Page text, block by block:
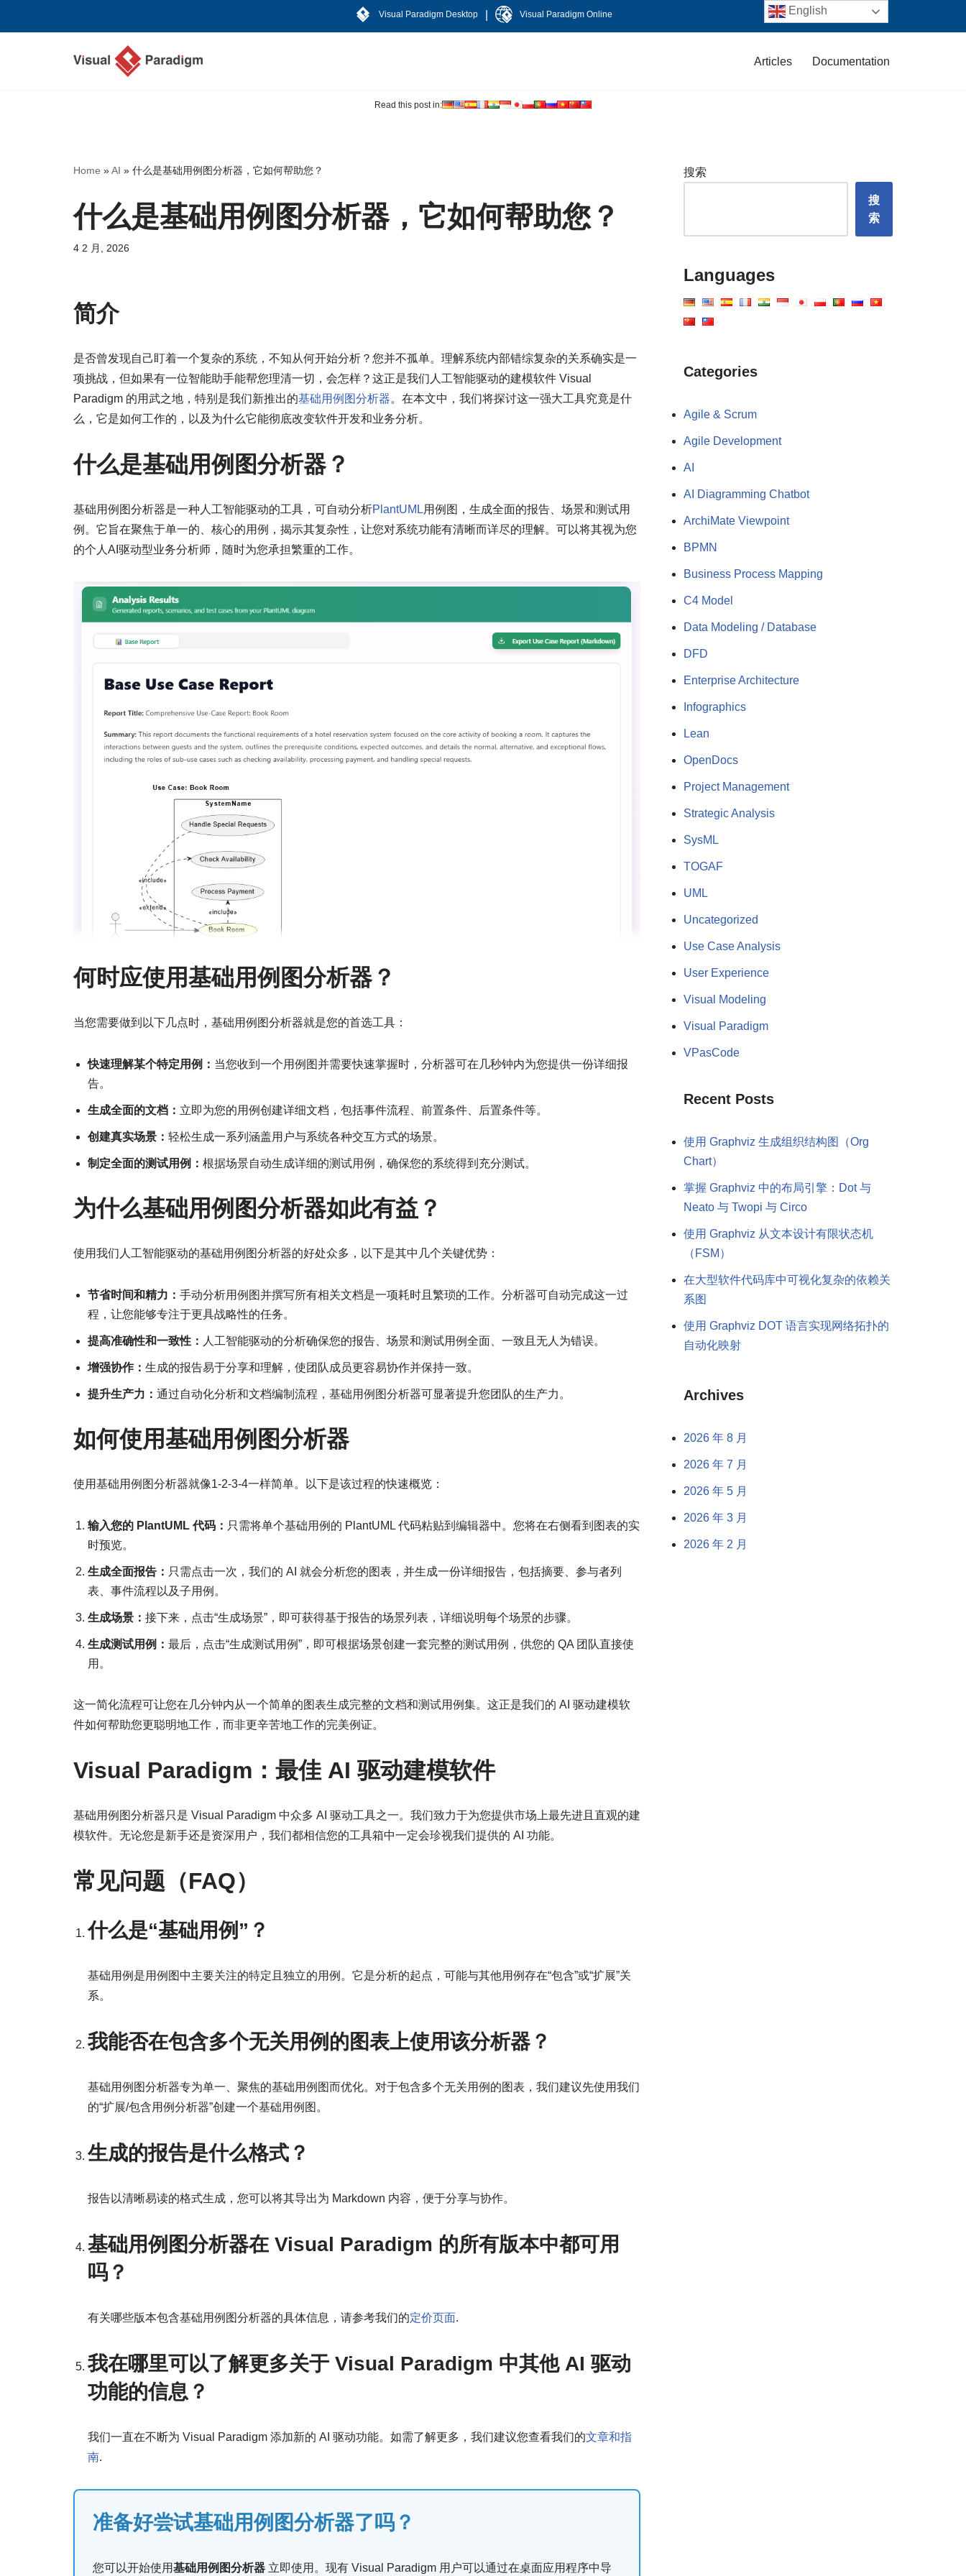
Visual Paradigm Desktop Visual Paradigm Online
Articles Documentation
Read this post in:
Home »AI » 什么是基础用例图分析器，它如何帮助您？
什么是基础用例图分析器，它如何帮助您？
4 2 月, 2026
简介
是否曾发现自己盯着一个复杂的系统，不知从何开始分析？您并不孤单。理解系统内部错综复杂的关系确实是一
项挑战，但如果有一位智能助手能帮您理清一切，会怎样？这正是我们人工智能驱动的建模软件 Visual
Paradigm 的用武之地，特别是我们新推出的基础用例图分析器。在本文中，我们将探讨这一强大工具究竟是什
么，它是如何工作的，以及为什么它能彻底改变软件开发和业务分析。
什么是基础用例图分析器？
基础用例图分析器是一种人工智能驱动的工具，可自动分析PlantUML用例图，生成全面的报告、场景和测试用
例。它旨在聚焦于单一的、核心的用例，揭示其复杂性，让您对系统功能有清晰而详尽的理解。可以将其视为您
的个人AI驱动型业务分析师，随时为您承担繁重的工作。
何时应使用基础用例图分析器？
当您需要做到以下几点时，基础用例图分析器就是您的首选工具：
快速理解某个特定用例： 当您收到一个用例图并需要快速掌握时，分析器可在几秒钟内为您提供一份详细报
告。
生成全面的文档： 立即为您的用例创建详细文档，包括事件流程、前置条件、后置条件等。
创建真实场景： 轻松生成一系列涵盖用户与系统各种交互方式的场景。
制定全面的测试用例： 根据场景自动生成详细的测试用例，确保您的系统得到充分测试。
为什么基础用例图分析器如此有益？
使用我们人工智能驱动的基础用例图分析器的好处众多，以下是其中几个关键优势：
节省时间和精力： 手动分析用例图并撰写所有相关文档是一项耗时且繁琐的工作。分析器可自动完成这一过
程，让您能够专注于更具战略性的任务。
提高准确性和一致性： 人工智能驱动的分析确保您的报告、场景和测试用例全面、一致且无人为错误。
增强协作： 生成的报告易于分享和理解，使团队成员更容易协作并保持一致。
提升生产力： 通过自动化分析和文档编制流程，基础用例图分析器可显著提升您团队的生产力。
如何使用基础用例图分析器
使用基础用例图分析器就像1-2-3-4一样简单。以下是该过程的快速概览：
输入您的 PlantUML 代码： 只需将单个基础用例的 PlantUML 代码粘贴到编辑器中。您将在右侧看到图表的实
时预览。
生成全面报告： 只需点击一次，我们的 AI 就会分析您的图表，并生成一份详细报告，包括摘要、参与者列
表、事件流程以及子用例。
生成场景： 接下来，点击“生成场景”，即可获得基于报告的场景列表，详细说明每个场景的步骤。
生成测试用例： 最后，点击“生成测试用例”，即可根据场景创建一套完整的测试用例，供您的 QA 团队直接使
用。
这一简化流程可让您在几分钟内从一个简单的图表生成完整的文档和测试用例集。这正是我们的 AI 驱动建模软
件如何帮助您更聪明地工作，而非更辛苦地工作的完美例证。
Visual Paradigm：最佳 AI 驱动建模软件
基础用例图分析器只是 Visual Paradigm 中众多 AI 驱动工具之一。我们致力于为您提供市场上最先进且直观的建
模软件。无论您是新手还是资深用户，我们都相信您的工具箱中一定会珍视我们提供的 AI 功能。
常见问题（FAQ）
什么是“基础用例”？
基础用例是用例图中主要关注的特定且独立的用例。它是分析的起点，可能与其他用例存在“包含”或“扩展”关
系。
我能否在包含多个无关用例的图表上使用该分析器？
基础用例图分析器专为单一、聚焦的基础用例图而优化。对于包含多个无关用例的图表，我们建议先使用我们
的“扩展/包含用例分析器”创建一个基础用例图。
生成的报告是什么格式？
报告以清晰易读的格式生成，您可以将其导出为 Markdown 内容，便于分享与协作。
基础用例图分析器在 Visual Paradigm 的所有版本中都可用
吗？
有关哪些版本包含基础用例图分析器的具体信息，请参考我们的定价页面.
我在哪里可以了解更多关于 Visual Paradigm 中其他 AI 驱动
功能的信息？
我们一直在不断为 Visual Paradigm 添加新的 AI 驱动功能。如需了解更多，我们建议您查看我们的文章和指
南.
准备好尝试基础用例图分析器了吗？
您可以开始使用基础用例图分析器 立即使用。现有 Visual Paradigm 用户可以通过在桌面应用程序中导
搜索
搜
索
Languages
Categories
Agile & Scrum
Agile Development
AI
AI Diagramming Chatbot
ArchiMate Viewpoint
BPMN
Business Process Mapping
C4 Model
Data Modeling / Database
DFD
Enterprise Architecture
Infographics
Lean
OpenDocs
Project Management
Strategic Analysis
SysML
TOGAF
UML
Uncategorized
Use Case Analysis
User Experience
Visual Modeling
Visual Paradigm
VPasCode
Recent Posts
使用 Graphviz 生成组织结构图（Org
Chart）
掌握 Graphviz 中的布局引擎：Dot 与
Neato 与 Twopi 与 Circo
使用 Graphviz 从文本设计有限状态机
（FSM）
在大型软件代码库中可视化复杂的依赖关
系图
使用 Graphviz DOT 语言实现网络拓扑的
自动化映射
Archives
2026 年 8 月
2026 年 7 月
2026 年 5 月
2026 年 3 月
2026 年 2 月
English